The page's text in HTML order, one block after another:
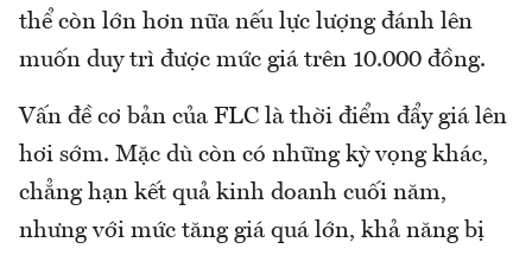
thể còn lớn hơn nữa nếu lực lượng đánh lên
muốn duy trì được mức giá trên 10.000 đồng.
Vấn đề cơ bản của FLC là thời điểm đẩy giá lên
hơi sớm. Mặc dù còn có những kỳ vọng khác,
chẳng hạn kết quả kinh doanh cuối năm,
nhưng với mức tăng giá quá lớn, khả năng bị